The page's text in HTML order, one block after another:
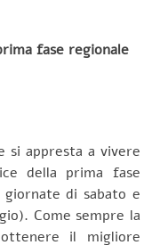
fase regionale
si appresta a vivere
della prima fase
di sabato e
Come sempre la
il migliore